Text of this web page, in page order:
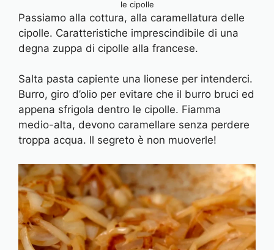
le cipolle
Passiamo alla cottura, alla caramellatura delle
cipolle. Caratteristiche imprescindibile di una
degna zuppa di cipolle alla francese.
Salta pasta capiente una lionese per intenderci.
Burro, giro d’olio per evitare che il burro bruci ed
appena sfrigola dentro le cipolle. Fiamma
medio-alta, devono caramellare senza perdere
troppa acqua. Il segreto è non muoverle!